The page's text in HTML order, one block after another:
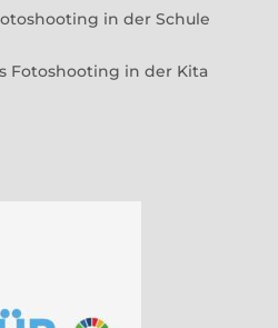
in der Schule
Fotoshooting in der Kita